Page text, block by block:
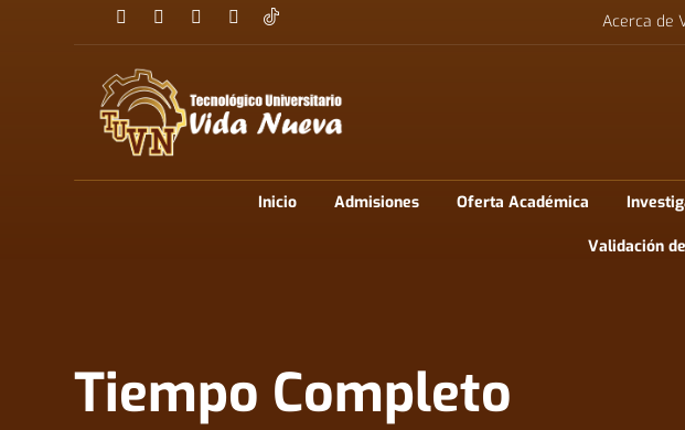
Acerca de
Inicio Admisiones Oferta Académica
Validación
Tiempo Completo